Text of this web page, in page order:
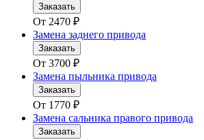
Заказать
От 2470 ₽
Замена заднего привода
Заказать
От 3700 ₽
Замена пыльника привода
Заказать
От 1770 ₽
Замена сальника правого привода
Заказать